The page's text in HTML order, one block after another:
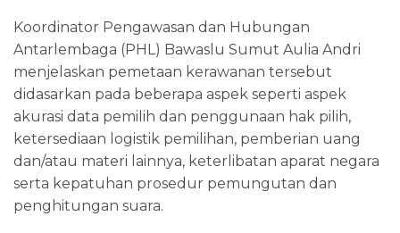
Koordinator Pengawasan dan Hubungan
Antarlembaga (PHL) Bawaslu Sumut Aulia Andri
menjelaskan pemetaan kerawanan tersebut
didasarkan pada beberapa aspek seperti aspek
akurasi data pemilih dan penggunaan hak pilih,
ketersediaan logistik pemilihan, pemberian uang
dan/atau materi lainnya, keterlibatan aparat negara
serta kepatuhan prosedur pemungutan dan
penghitungan suara.